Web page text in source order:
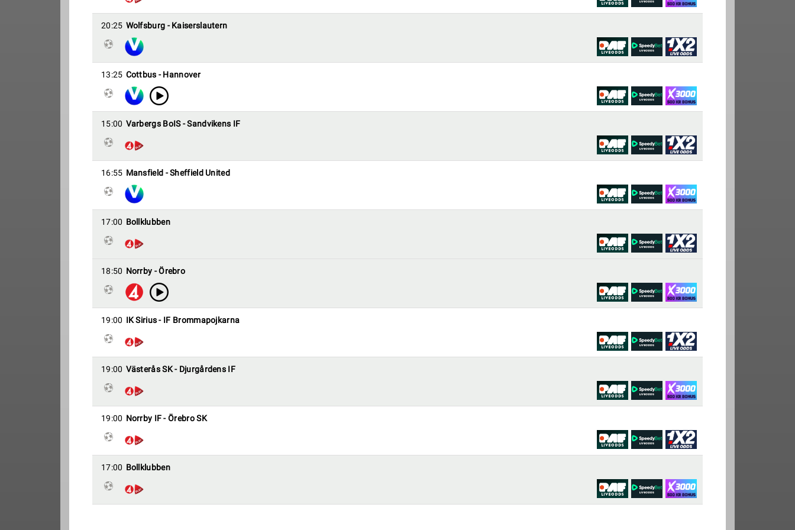
20:25 Wolfsburg - Kaiserslautern
13:25 Cottbus - Hannover
15:00 Varbergs BoIS - Sandvikens IF
16:55 Mansfield - Sheffield United
17:00 Bollklubben
18:50 Norrby - Örebro
19:00 IK Sirius - IF Brommapojkarna
19:00 Västerås SK - Djurgårdens IF
19:00 Norrby IF - Örebro SK
17:00 Bollklubben